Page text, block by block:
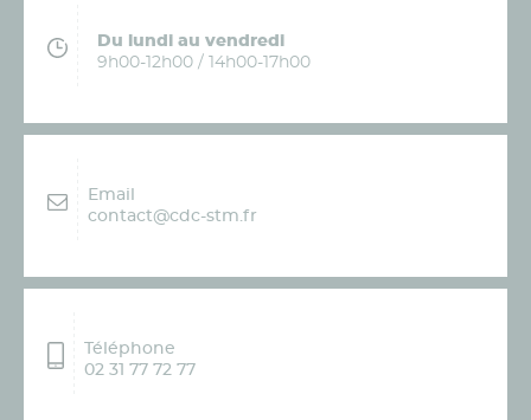
Du lundi au vendredi
9h00-12h00 / 14h00-17h00
Email
contact@cdc-stm.fr
Téléphone
02 31 77 72 77